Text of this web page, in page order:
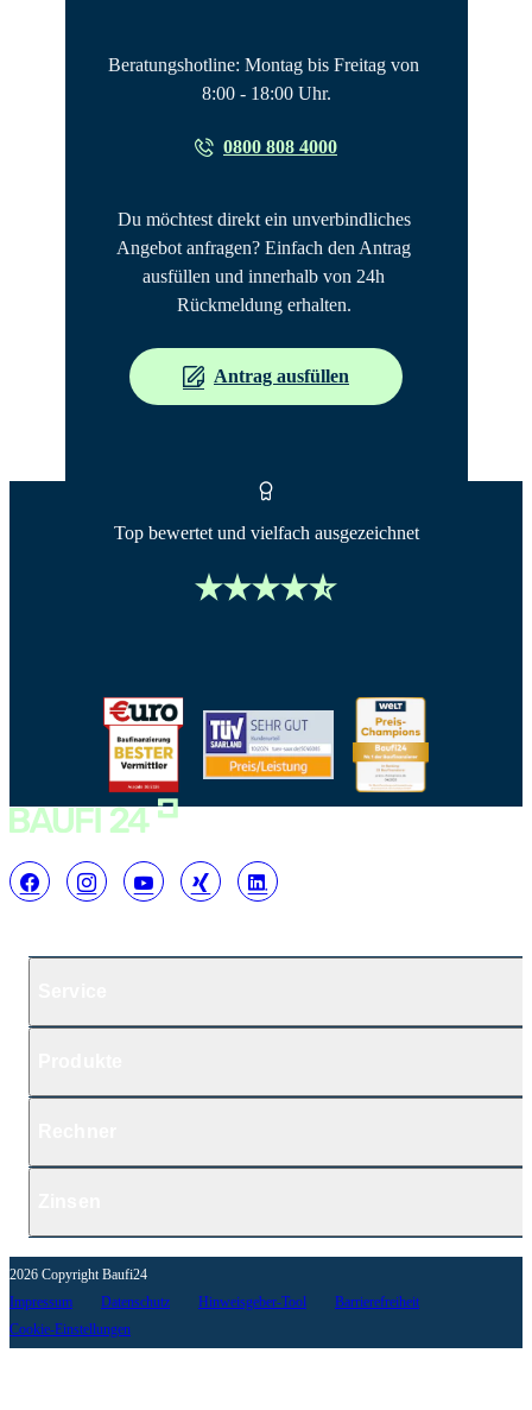
Beratungshotline: Montag bis Freitag von
8:00 - 18:00 Uhr.
0800 808 4000
Du möchtest direkt ein unverbindliches
Angebot anfragen? Einfach den Antrag
ausfüllen und innerhalb von 24h
Rückmeldung erhalten.
Antrag ausfüllen
Top bewertet und vielfach ausgezeichnet
2026 Copyright Baufi24
Impressum
Datenschutz Hinweisgeber-Tool
Barrierefreiheit
Cookie-Einstellungen